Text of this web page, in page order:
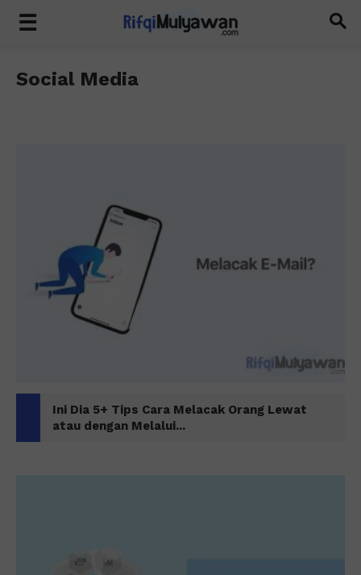
Social Media
Ini Dia 5+ Tips Cara Melacak Orang Lewat
atau dengan Melalui...